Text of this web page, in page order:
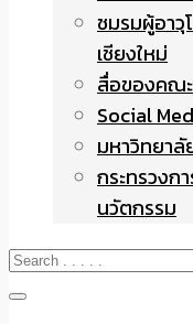
ชมรมผู้อาวุ
เชียงใหม่
สื่อของคณ
Social
มหาวิทยาลั
กระทรวงก
นวัตกรรม